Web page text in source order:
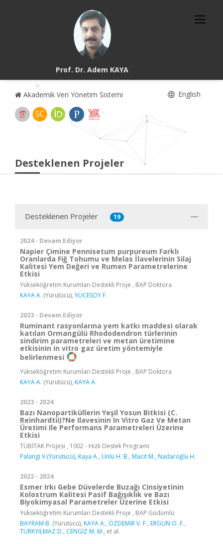
Prof. Dr. Adem KAYA
Akademik Veri Yönetim Sistemi English
Desteklenen Projeler
Desteklenen Projeler 19
2024 - Devam Ediyor
Napier Çimine Pennisetum purpureum Farklı
Oranlarda Fiğ Tohumu ve Melas İlavelerinin Silaj
Kalitesi Yem Değeri ve Rumen Parametrelerine
Etkisi
Yükseköğretim Kurumları Destekli Proje , BAP Doktora
KAYA A. (Yürütücü), YÜCESOY F.
2023 - Devam Ediyor
Ruminant rasyonlarına yem katkı maddesi olarak
katılan Ormangülü Rhododendron türlerinin
sindirim parametreleri ve metan üretimine
etkisinin in vitro gaz üretim yöntemiyle
belirlenmesi
Yükseköğretim Kurumları Destekli Proje , BAP Doktora
KAYA A. (Yürütücü), KAYA A.
2023 - 2024
Bazı Nanopartiküllerin Yeşil Yosun Bitkisi (C.
Reinhardtii)?Ne Ilavesinin In Vitro Gaz Ve Metan
Üretimi Ile Performans Parametreleri Üzerine
Etkisi
TÜBİTAK Projesi , 1002 - Hızlı Destek Programı
Palangi V.(Yürütücü), Kaya A., Ünlü H. B., Macit M., Nadaroğlu H.
2022 - 2024
Esmer Irkı Gebe Düvelerde Buzağı Cinsiyetinin
Kolostrum Kalitesi Pasif Bağışıklık ve Bazı
Biyokimyasal Parametreler Üzerine Etkisi
Yükseköğretim Kurumları Destekli Proje , BAP Güdümlü
BAYRAM B. (Yürütücü), KAYA A., ÖZDEMİR V. F., ERGÜN O. F.,
TÜRKYILMAZ D., CENGİZ M. M., et al.